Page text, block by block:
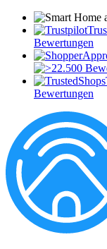
Bewertungen
Bewertungen